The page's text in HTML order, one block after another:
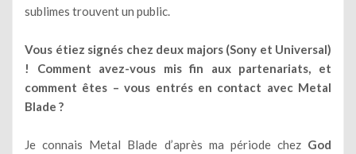
sublimes trouvent un public.
Vous étiez signés chez deux majors (Sony et Universal)
! Comment avez-vous mis fin aux partenariats, et
comment êtes – vous entrés en contact avec Metal
Blade ?
Je connais Metal Blade d’après ma période chez God